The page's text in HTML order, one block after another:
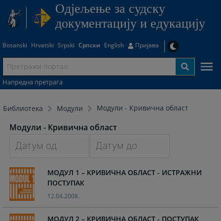
Одjељење за судску
документацију и едукацију
Bosanski Hrvatski Srpski Српски English Пријава
Напредна претрага
Библиотека Модули Модули - Кривична област
Модули - Кривична област
forward
to
interact
with
the
forward
with
the
МОДУЛ 1 – КРИВИЧНА ОБЛАСТ - ИСТРАЖНИ
ПОСТУПАК
12.04.2008.
МОДУЛ 2 – КРИВИЧНА ОБЛАСТ - ПОСТУПАК